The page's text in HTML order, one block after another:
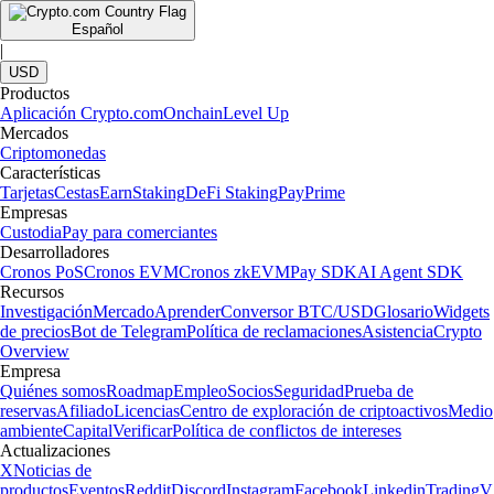
Español
|
USD
Productos
Aplicación Crypto.comOnchainLevel Up
Mercados
Criptomonedas
Características
TarjetasCestasEarnStakingDeFi StakingPayPrime
Empresas
CustodiaPay para comerciantes
Desarrolladores
Cronos PoSCronos EVMCronos zkEVMPay SDKAI Agent SDK
Recursos
InvestigaciónMercadoAprenderConversor BTC/USDGlosarioWidgets
de preciosBot de TelegramPolítica de reclamacionesAsistenciaCrypto
Overview
Empresa
Quiénes somosRoadmapEmpleoSociosSeguridadPrueba de
reservasAfiliadoLicenciasCentro de exploración de criptoactivosMedio
ambienteCapitalVerificarPolítica de conflictos de intereses
Actualizaciones
XNoticias de
productosEventosRedditDiscordInstagramFacebookLinkedinTradingV